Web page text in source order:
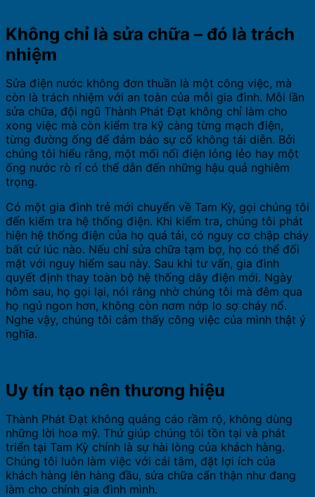
Không chỉ là sửa chữa – đó là trách
nhiệm
Sửa điện nước không đơn thuần là một công việc, mà
còn là trách nhiệm với an toàn của mỗi gia đình. Mỗi lần
sửa chữa, đội ngũ Thành Phát Đạt không chỉ làm cho
xong việc mà còn kiểm tra kỹ càng từng mạch điện,
từng đường ống để đảm bảo sự cố không tái diễn. Bởi
chúng tôi hiểu rằng, một mối nối điện lỏng lẻo hay một
ống nước rò rỉ có thể dẫn đến những hậu quả nghiêm
trọng.
Có một gia đình trẻ mới chuyển về Tam Kỳ, gọi chúng tôi
đến kiểm tra hệ thống điện. Khi kiểm tra, chúng tôi phát
hiện hệ thống điện của họ quá tải, có nguy cơ chập cháy
bất cứ lúc nào. Nếu chỉ sửa chữa tạm bợ, họ có thể đối
mặt với nguy hiểm sau này. Sau khi tư vấn, gia đình
quyết định thay toàn bộ hệ thống dây điện mới. Ngày
hôm sau, họ gọi lại, nói rằng nhờ chúng tôi mà đêm qua
họ ngủ ngon hơn, không còn nơm nớp lo sợ cháy nổ.
Nghe vậy, chúng tôi cảm thấy công việc của mình thật ý
nghĩa.
Uy tín tạo nên thương hiệu
Thành Phát Đạt không quảng cáo rầm rộ, không dùng
những lời hoa mỹ. Thứ giúp chúng tôi tồn tại và phát
triển tại Tam Kỳ chính là sự hài lòng của khách hàng.
Chúng tôi luôn làm việc với cái tâm, đặt lợi ích của
khách hàng lên hàng đầu, sửa chữa cẩn thận như đang
làm cho chính gia đình mình.